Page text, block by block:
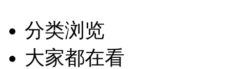
分类浏览
大家都在看